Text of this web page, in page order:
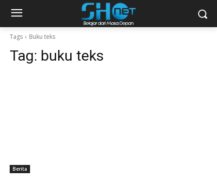
Tags Buku teks
Tag: buku teks
Berita